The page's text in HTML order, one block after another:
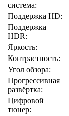
система:
Поддержка HD:
Поддержка
HDR:
Яркость:
Контрастность:
Угол обзора:
Прогрессивная
развёртка:
Цифровой
тюнер: